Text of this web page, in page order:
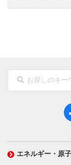
エネルギー・原